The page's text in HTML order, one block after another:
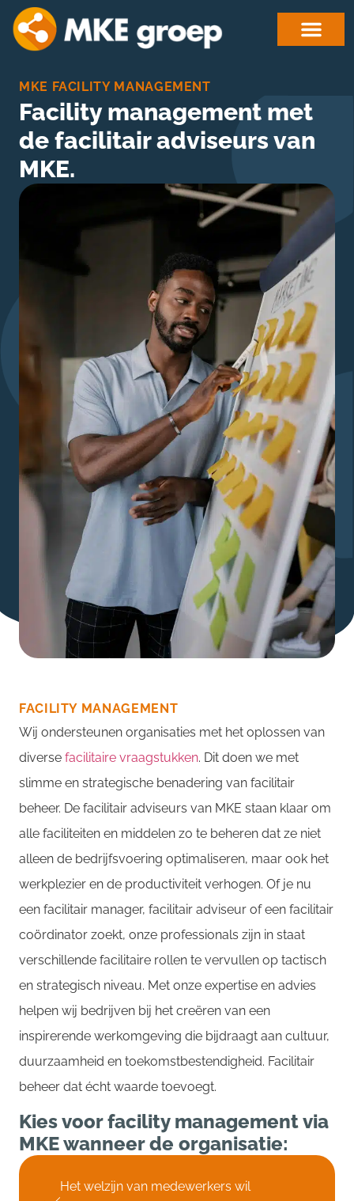
MKE FACILITY MANAGEMENT
Facility management met
de facilitair adviseurs van
MKE.
FACILITY MANAGEMENT
Wij ondersteunen organisaties met het oplossen van
diverse facilitaire vraagstukken. Dit doen we met
slimme en strategische benadering van facilitair
beheer. De facilitair adviseurs van MKE staan klaar om
alle faciliteiten en middelen zo te beheren dat ze niet
alleen de bedrijfsvoering optimaliseren, maar ook het
werkplezier en de productiviteit verhogen. Of je nu
een facilitair manager, facilitair adviseur of een facilitair
coördinator zoekt, onze professionals zijn in staat
verschillende facilitaire rollen te vervullen op tactisch
en strategisch niveau. Met onze expertise en advies
helpen wij bedrijven bij het creëren van een
inspirerende werkomgeving die bijdraagt aan cultuur,
duurzaamheid en toekomstbestendigheid. Facilitair
beheer dat écht waarde toevoegt.
Kies voor facility management via
MKE wanneer de organisatie:
Het welzijn van medewerkers wil